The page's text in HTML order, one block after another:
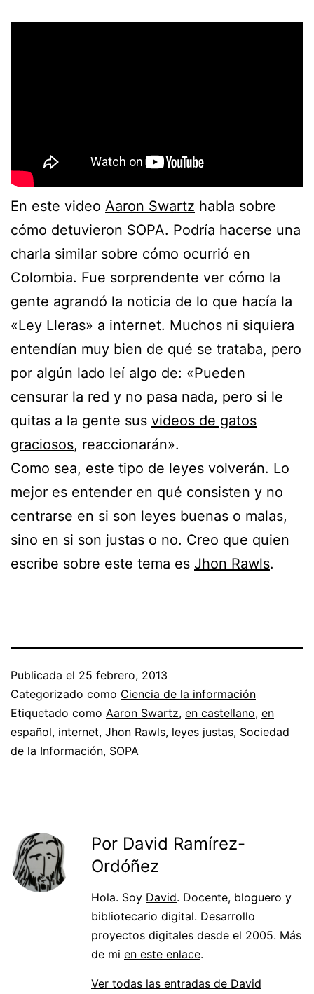
En este video Aaron Swartz habla sobre
cómo detuvieron SOPA. Podría hacerse una
charla similar sobre cómo ocurrió en
Colombia. Fue sorprendente ver cómo la
gente agrandó la noticia de lo que hacía la
«Ley Lleras» a internet. Muchos ni siquiera
entendían muy bien de qué se trataba, pero
por algún lado leí algo de: «Pueden
censurar la red y no pasa nada, pero si le
quitas a la gente sus videos de gatos
graciosos, reaccionarán».
Como sea, este tipo de leyes volverán. Lo
mejor es entender en qué consisten y no
centrarse en si son leyes buenas o malas,
sino en si son justas o no. Creo que quien
escribe sobre este tema es Jhon Rawls.
Publicada el 25 febrero, 2013
Categorizado como Ciencia de la información
Etiquetado como Aaron Swartz, en castellano, en
español, internet, Jhon Rawls, leyes justas, Sociedad
de la Información, SOPA
Por David Ramírez-
Ordóñez
Hola. Soy David. Docente, bloguero y
bibliotecario digital. Desarrollo
proyectos digitales desde el 2005. Más
de mi en este enlace.
Ver todas las entradas de David